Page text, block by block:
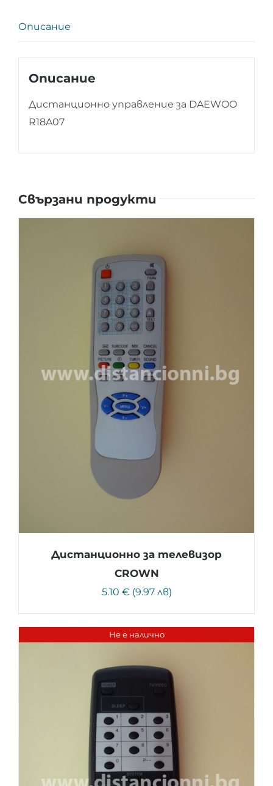
Описание
Описание
Дистанционно управление за DAEWOO
R18A07
Свързани продукти
Дистанционно за телевизор
CROWN
5.10 € (9.97 лв)
Не е налично